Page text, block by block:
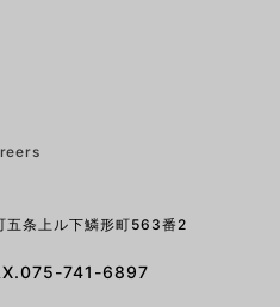
条上ル下鱗形町563番2
741-6897